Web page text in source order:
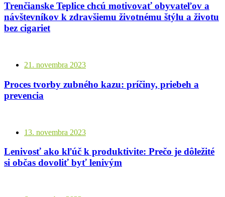
Trenčianske Teplice chcú motivovať obyvateľov a
návštevníkov k zdravšiemu životnému štýlu a životu
bez cigariet
21. novembra 2023
Proces tvorby zubného kazu: príčiny, priebeh a
prevencia
13. novembra 2023
Lenivosť ako kľúč k produktivite: Prečo je dôležité
si občas dovoliť byť lenivým